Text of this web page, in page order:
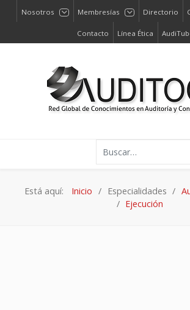
Nosotros Membresías Directorio
Contacto Línea Ética
Está aquí: Inicio Especialidades
Ejecución